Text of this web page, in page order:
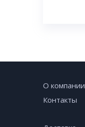
О компании
Контакты